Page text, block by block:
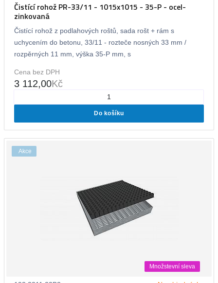
Čistící rohož PR-33/11 - 1015x1015 - 35-P - ocel-
zinkovaná
Čistící rohož z podlahových roštů, sada rošt + rám s
uchycením do betonu, 33/11 - rozteče nosných 33 mm /
rozpěrných 11 mm, výška 35-P mm, s
Cena bez DPH
3 112,00Kč
Do košíku
Akce
Množstevní sleva